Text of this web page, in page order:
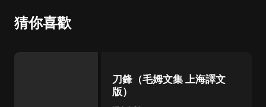
猜你喜歡
刀鋒（毛姆文集 上海譯文
版）